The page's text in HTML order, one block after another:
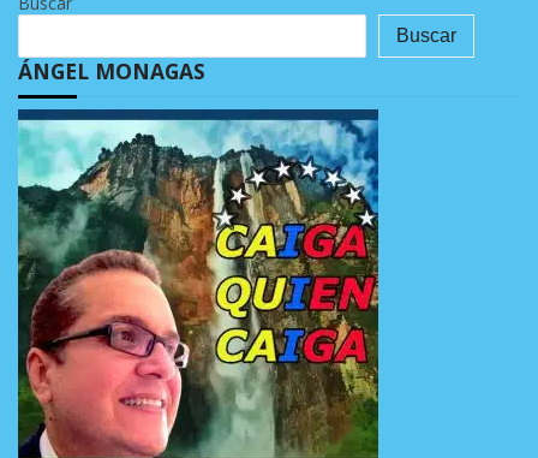
Buscar
ÁNGEL MONAGAS